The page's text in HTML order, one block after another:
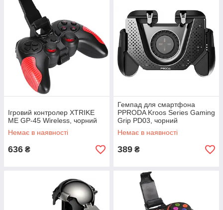
Ігровий контролер XTRIKE
ME GP-45 Wireless, чорний
Немає в наявності
636 ₴
Гемпад для смартфона
PPRODA Kroos Series Gaming
Grip PD03, чорний
Немає в наявності
389 ₴